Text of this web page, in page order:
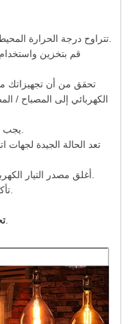
تتراوح درجة الحرارة المحيطة من -20 درجة مئوية إلى 40 درجة مئوية.
قم بتخزين
تحقق من أن تجهيزاتك
الكهربائي إلى المصباح /
يجب أن تبقى المصباح / مصباح خالية من التلوث.
تعد الحالة الجيدة
أغلق مصدر التيار الكهربائي قبل تركيب أو إزالة المصباح / المصباح.
تأكد من أن المصباح / المصباح بارد قبل إزالته.
التوقف عن الاستخدام في حالة تلفها.